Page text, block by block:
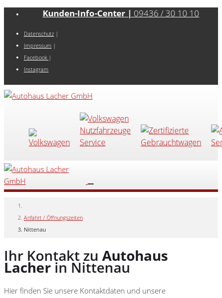
Kunden-Info-Center | 09436 / 30 10 10
Datenschutz |
Impressum |
Facebook |
Instagram
Anfahrt / Öffnungszeiten
Nittenau
Ihr Kontakt zu Autohaus
Lacherin Nittenau
Hier finden Sie unsere Kontaktdaten und unsere